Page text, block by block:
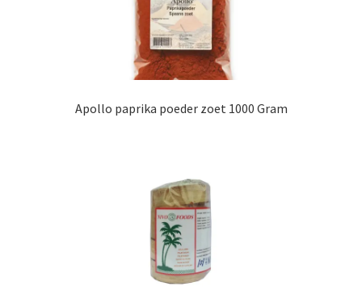
Apollo paprika poeder zoet 1000 Gram